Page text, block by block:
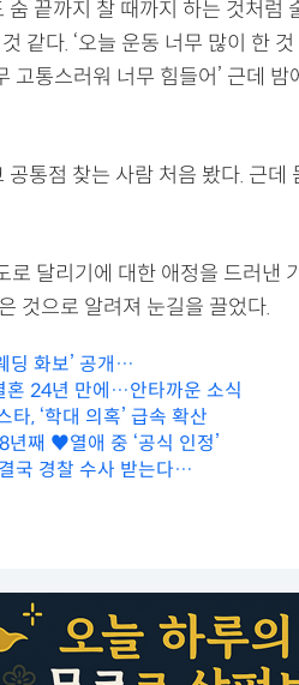
숨 끝까지 찰 때까지 하는 것처럼
같다. ‘오늘 운동 너무 많이 한
고통스러워 너무 힘들어’ 근데
공통점 찾는 사람 처음 봤다. 근데
로 달리기에 대한 애정을 드러낸
것으로 알려져 눈길을 끌었다.
딩 화보’ 공개…
혼 24년 만에…안타까운 소식
, ‘학대 의혹’ 급속 확산
째 ♥열애 중 ‘공식 인정’
결국 경찰 수사 받는다…